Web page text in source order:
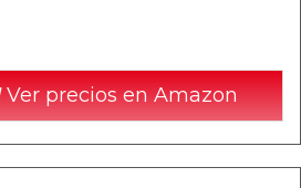
Ver precios en Amazon